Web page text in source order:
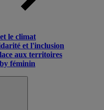
le climat
et l'inclusion
aux territoires
féminin